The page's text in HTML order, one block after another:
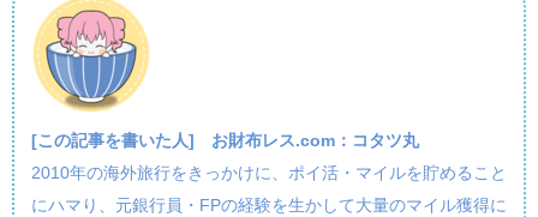
[この記事を書いた人] お財布レス.com：コタツ丸
2010年の海外旅行をきっかけに、ポイ活・マイルを貯めること
にハマり、元銀行員・FPの経験を生かして大量のマイル獲得に